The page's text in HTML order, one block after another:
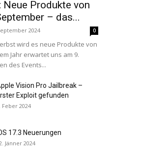
Neue Produkte von
– das...
2024 0
wird es neue Produkte von
Jahr erwartet uns am 9.
des Events...
Vision Pro Jailbreak –
Exploit gefunden
Feber 2024
17.3 Neuerungen
Jänner 2024